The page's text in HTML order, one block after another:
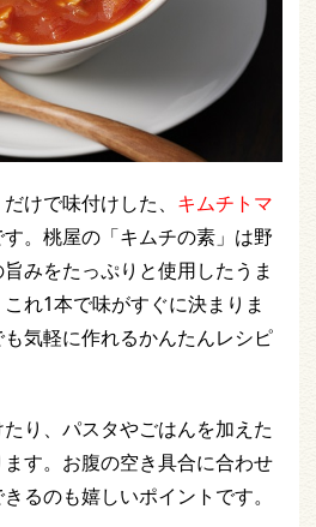
だけで味付けした、 キムチトマ
。桃屋の「キムチの素」は野
みをたっぷりと使用したうま
れ1本で味がすぐに決まりま
気軽に作れるかんたんレシピ
り、パスタやごはんを加えた
す。お腹の空き具合に合わせ
るのも嬉しいポイントです。